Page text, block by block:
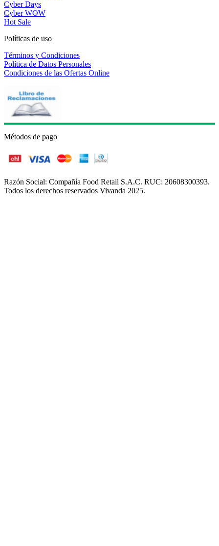
Cyber Days
Cyber WOW
Hot Sale
Políticas de uso
Términos y Condiciones
Política de Datos Personales
Condiciones de las Ofertas Online
Métodos de pago
Razón Social: Compañía Food Retail S.A.C. RUC: 20608300393.
Todos los derechos reservados Vivanda 2025.